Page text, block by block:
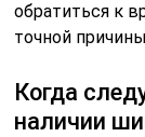
обратиться к
точной
Когда
наличии